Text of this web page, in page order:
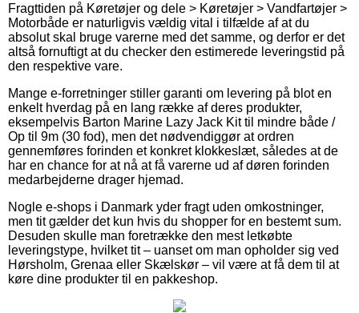
Fragttiden på Køretøjer og dele > Køretøjer > Vandfartøjer >
Motorbåde er naturligvis vældig vital i tilfælde af at du
absolut skal bruge varerne med det samme, og derfor er det
altså fornuftigt at du checker den estimerede leveringstid på
den respektive vare.
Mange e-forretninger stiller garanti om levering på blot en
enkelt hverdag på en lang række af deres produkter,
eksempelvis Barton Marine Lazy Jack Kit til mindre både /
Op til 9m (30 fod), men det nødvendiggør at ordren
gennemføres forinden et konkret klokkeslæt, således at de
har en chance for at nå at få varerne ud af døren forinden
medarbejderne drager hjemad.
Nogle e-shops i Danmark yder fragt uden omkostninger,
men tit gælder det kun hvis du shopper for en bestemt sum.
Desuden skulle man foretrække den mest letkøbte
leveringstype, hvilket tit – uanset om man opholder sig ved
Hørsholm, Grenaa eller Skælskør – vil være at få dem til at
køre dine produkter til en pakkeshop.